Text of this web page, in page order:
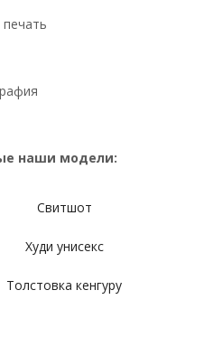
наши модели:
Свитшот
Худи унисекс
Толстовка кенгуру